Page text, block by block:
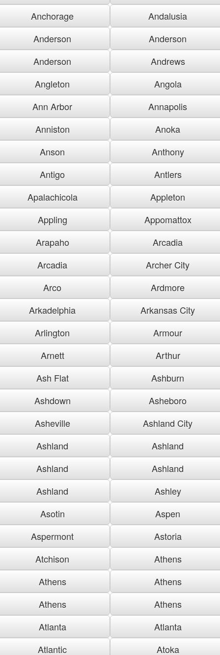
Anchorage
Andalusia
Anderson
Anderson
Anderson
Andrews
Angleton
Angola
Ann Arbor
Annapolis
Anniston
Anoka
Anson
Anthony
Antigo
Antlers
Apalachicola
Appleton
Appling
Appomattox
Arapaho
Arcadia
Arcadia
Archer City
Arco
Ardmore
Arkadelphia
Arkansas City
Arlington
Armour
Arnett
Arthur
Ash Flat
Ashburn
Ashdown
Asheboro
Asheville
Ashland City
Ashland
Ashland
Ashland
Ashland
Ashland
Ashley
Asotin
Aspen
Aspermont
Astoria
Atchison
Athens
Athens
Athens
Athens
Athens
Atlanta
Atlanta
Atlantic
Atoka